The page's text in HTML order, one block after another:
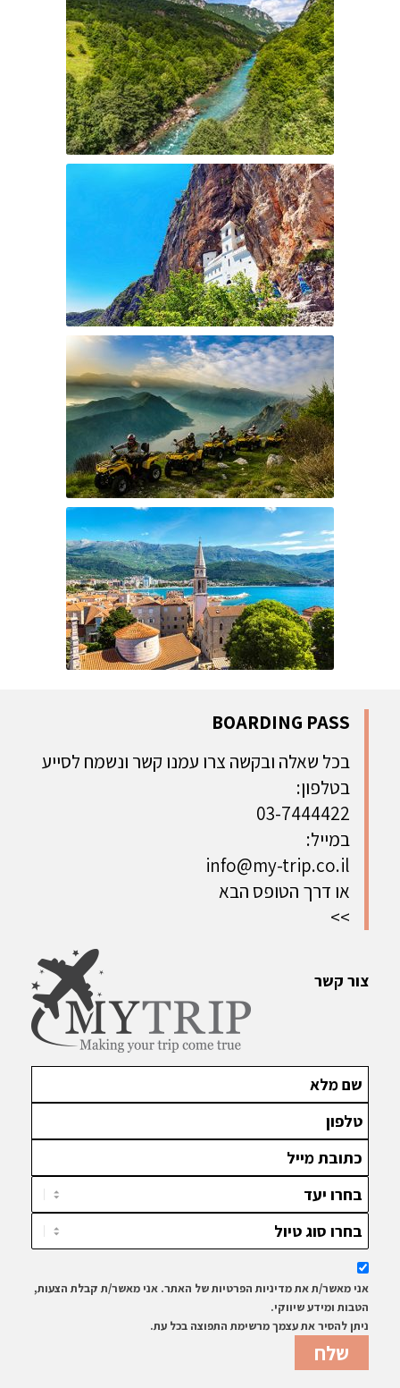
צור קשר
אני מאשר/ת את מדיניות הפרטיות של האתר. אני מאשר/ת קבלת הצעות,
הטבות ומידע שיווקי.
ניתן להסיר את עצמך מרשימת התפוצה בכל עת.
BOARDING PASS
בכל שאלה ובקשה צרו עמנו קשר ונשמח לסייע
בטלפון:
03-7444422
במייל:
info@my-trip.co.il
או דרך הטופס הבא
>>